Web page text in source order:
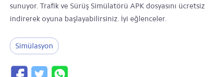
sunuyor. Trafik ve Sürüş Simülatörü APK dosyasını ücretsiz
indirerek oyuna başlayabilirsiniz. İyi eğlenceler.
Simülasyon